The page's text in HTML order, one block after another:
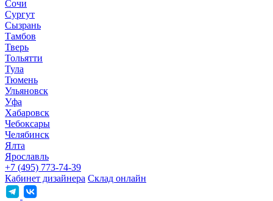
Сочи
Сургут
Сызрань
Тамбов
Тверь
Тольятти
Тула
Тюмень
Ульяновск
Уфа
Хабаровск
Чебоксары
Челябинск
Ялта
Ярославль
+7 (495) 773-74-39
Кабинет дизайнера Склад онлайн